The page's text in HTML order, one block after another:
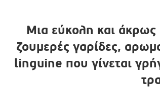
Μια εύκολη και άκρως
ζουμερές γαρίδες,
linguine που γίνεται